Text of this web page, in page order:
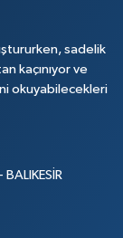
sadelik
kaçınıyor ve
okuyabilecekleri